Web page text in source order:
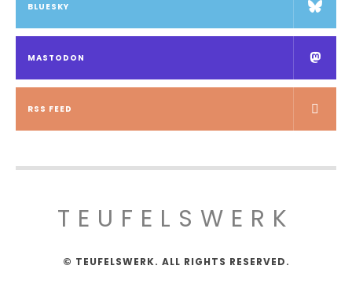
BLUESKY
MASTODON
RSS FEED
TEUFELSWERK
© TEUFELSWERK. ALL RIGHTS RESERVED.